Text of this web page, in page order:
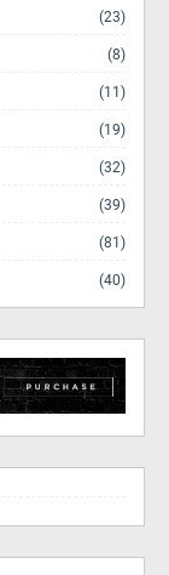
(23)
(8)
(11)
(19)
(32)
(39)
(81)
(40)